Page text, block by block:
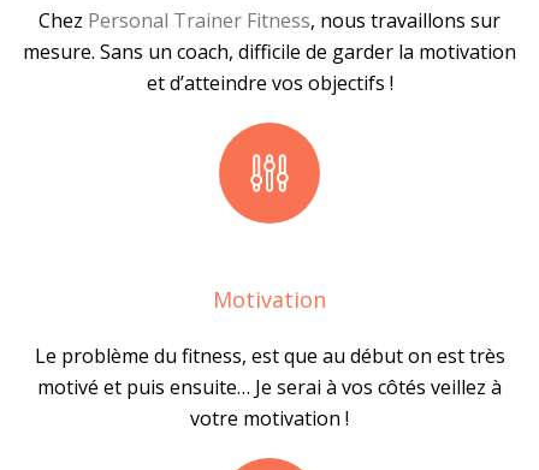
Chez Personal Trainer Fitness, nous travaillons sur
mesure. Sans un coach, difficile de garder la motivation
et d’atteindre vos objectifs !
Motivation
Le problème du fitness, est que au début on est très
motivé et puis ensuite… Je serai à vos côtés veillez à
votre motivation !